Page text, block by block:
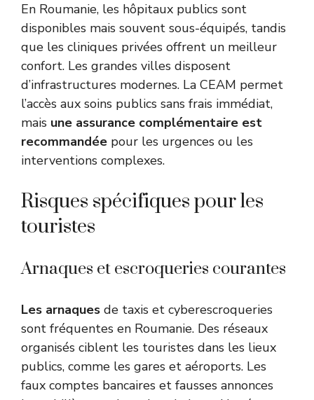
En Roumanie, les hôpitaux publics sont
disponibles mais souvent sous-équipés, tandis
que les cliniques privées offrent un meilleur
confort. Les grandes villes disposent
d’infrastructures modernes. La CEAM permet
l’accès aux soins publics sans frais immédiat,
mais une assurance complémentaire est
recommandée pour les urgences ou les
interventions complexes.
Risques spécifiques pour les
touristes
Arnaques et escroqueries courantes
Les arnaques de taxis et cyberescroqueries
sont fréquentes en Roumanie. Des réseaux
organisés ciblent les touristes dans les lieux
publics, comme les gares et aéroports. Les
faux comptes bancaires et fausses annonces